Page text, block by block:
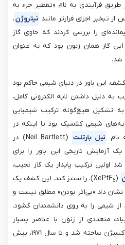
فرآیندی به نام «تقطیر جزء به
تبخیر اجزای فرارتر مانند نیتروژن ،
را بررسی کردند که حاوی گاز
گاز همان زنون بود که به عنوان
شد.
پس از کشف، این باور در دنیای شیمی حاکم بود
به دلیل داشتن لایه الکترونی کامل،
به تشکیل هیچ‌گونه ترکیب شیمیایی
شیمی کلاسیک بود تا اینکه در
نیل بارتلت
(Neil Bartlett) در
یک آزمایش تاریخی این باور را برای
اولین ترکیب پایدار یک گاز نجیب،
(XePtF
6
​)، را سنتز کند. این کشف یک
نشان داد «بی‌اثر بودن» مطلق نیست و
شیمی را به روی دانشمندان گشود.
متعددی از زنون با عناصر بسیار
الکترونگاتیو مانند فلوئور و اکسیژن ساخته شد و تا سال ۱۹۷۱، بیش